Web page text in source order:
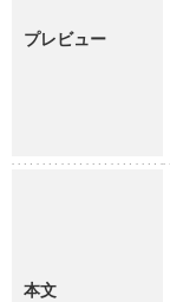
プレビュー
本文